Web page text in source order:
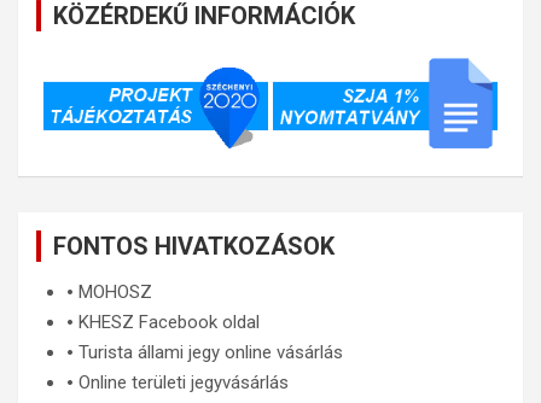
KÖZÉRDEKŰ INFORMÁCIÓK
FONTOS HIVATKOZÁSOK
🞄 MOHOSZ
🞄 KHESZ Facebook oldal
🞄 Turista állami jegy online vásárlás
🞄 Online területi jegyvásárlás